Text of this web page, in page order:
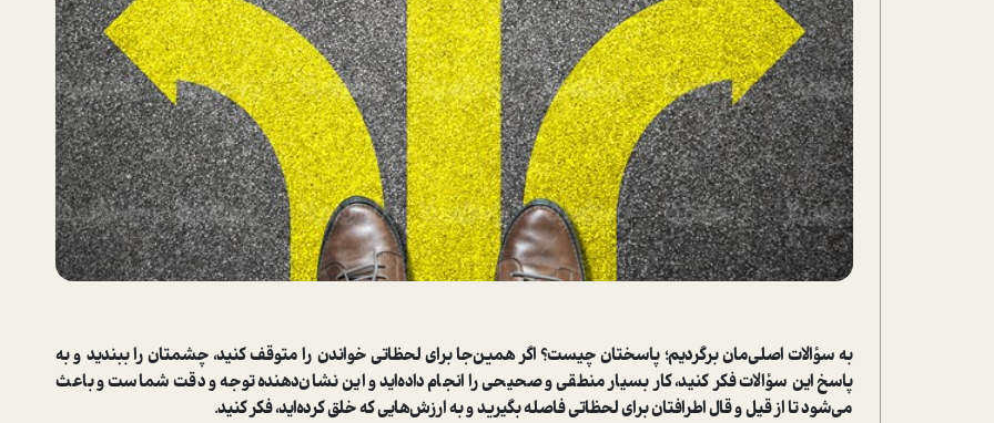
به سؤالات اصلی‌مان برگردیم؛ پاسختان چیست؟ اگر همین‌جا برای لحظاتی خواندن را متوقف کنید، چشمتان را ببندید و به
پاسخ این سؤالات فکر کنید، کار بسیار منطقی و صحیحی را انجام داده‌اید و این نشان‌دهنده توجه و دقت شماست و باعث
‌‌‌می‌شود تا از قیل و قال اطرافتان برای لحظاتی فاصله بگیرید و به ارزش‌هایی که خلق کرده‌اید، فکر کنید.